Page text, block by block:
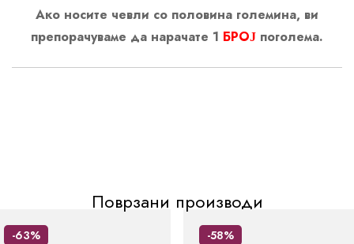
Ако носите чевли со половина големина, ви
препорачуваме да нарачате 1 БРОЈ поголема.
Поврзани производи
-63% -58%